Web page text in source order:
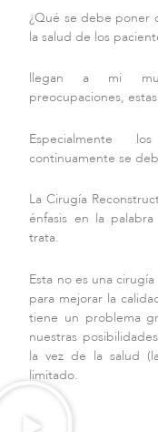
¿Qué se debe poner
la salud de los
llegan a mi
preocupaciones,
Especialmente
continuamente se
La Cirugía
énfasis en la
trata.
Esta no es una
para mejorar la
tiene un problema
nuestras
la vez de la salud
limitado.